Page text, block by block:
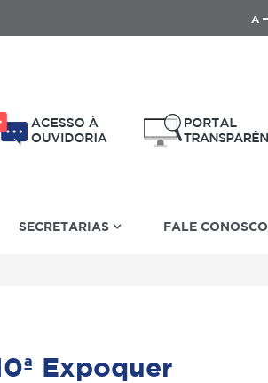
A
SECRETARIAS FALE CONOSCO
Expoquer